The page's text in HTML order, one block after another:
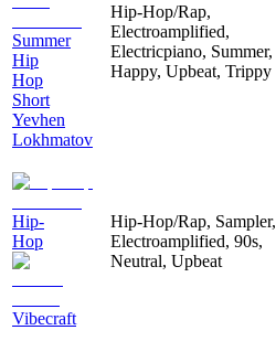
Summer
Hip
Hop
Short
Yevhen
Lokhmatov
Hip-Hop/Rap,
Electroamplified,
Electricpiano, Summer,
Happy, Upbeat, Trippy
Hip-
Hop
Vibecraft
Hip-Hop/Rap, Sampler,
Electroamplified, 90s,
Neutral, Upbeat